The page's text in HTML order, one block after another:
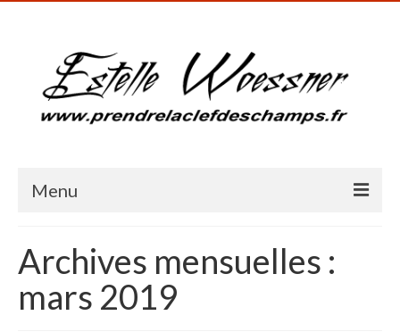
Menu
Présentation
Galerie photos
Archives mensuelles :
mars 2019